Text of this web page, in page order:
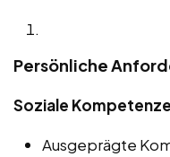
Persönliche
Soziale
Ausgeprägte